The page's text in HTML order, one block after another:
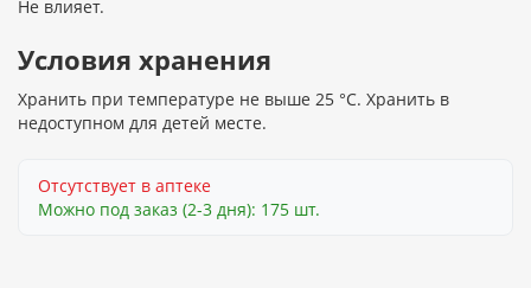
Не влияет.
Условия хранения
Хранить при температуре не выше 25 °С. Хранить в
недоступном для детей месте.
Отсутствует в аптеке
Можно под заказ (2-3 дня): 175 шт.